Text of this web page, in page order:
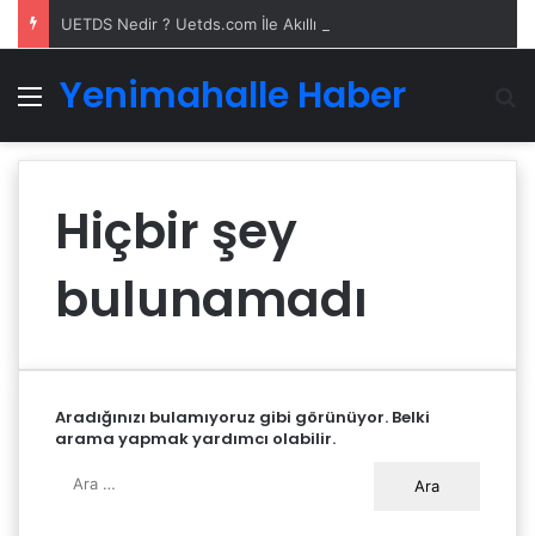
Menü
Yenimahalle Haber
Hiçbir şey
bulunamadı
Aradığınızı bulamıyoruz gibi görünüyor. Belki
arama yapmak yardımcı olabilir.